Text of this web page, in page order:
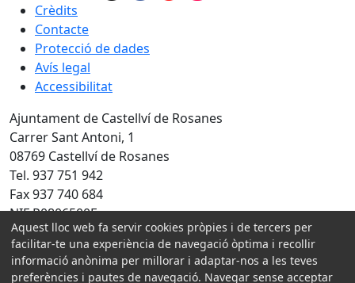
Crèdits
Contacte
Protecció de dades
Avís legal
Accessibilitat
Ajuntament de Castellví de Rosanes
Carrer Sant Antoni, 1
08769 Castellví de Rosanes
Tel. 937 751 942
Fax 937 740 684
NIF P0806500E
Amb la col·laboració de:
Aquest lloc web fa servir cookies pròpies i de tercers per
facilitar-te una experiència de navegació òptima i recollir
informació anònima per millorar i adaptar-nos a les teves
preferències i pautes de navegació. Navegar sense acceptar